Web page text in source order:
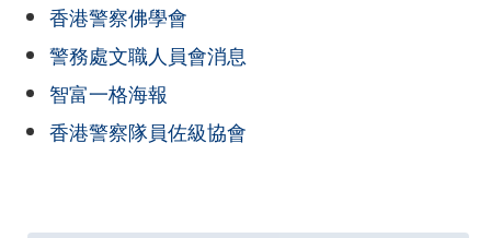
香港警察佛學會
警務處文職人員會消息
智富一格海報
香港警察隊員佐級協會